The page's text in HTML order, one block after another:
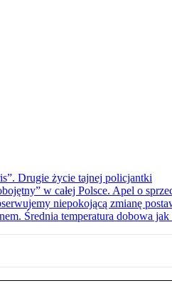
Drugie życie tajnej policjantki
w całej Polsce. Apel o
niepokojącą zmianę
Średnia temperatura dobowa